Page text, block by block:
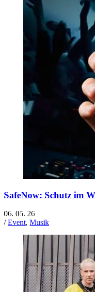
SafeNow: Schutz im
06. 05. 26
/Event, Musik